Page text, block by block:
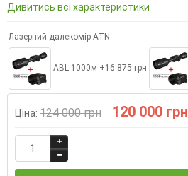
Дивитись всі характеристики
Лазерний далекомір ATN
ABL 1000м +16 875 грн
Ціна: 124 000 грн 120 000 грн